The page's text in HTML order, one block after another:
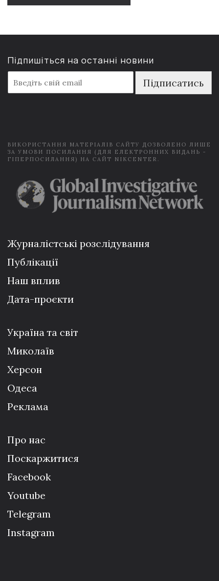
Підпишіться на останні новини
m
a
Підписатись
ВИКОРИСТАННЯ МАТЕРІАЛІВ САЙТУ ДОЗВОЛЕНО ЛИШЕ
ЗА УМОВИ ПОСИЛАННЯ (ДЛЯ ЕЛЕКТРОННИХ ВИДАНЬ -
ГІПЕРПОСИЛАННЯ) НА САЙТ NIKCENTER.
Журналістські розслідування
Публікації
Наш вплив
Дата-проєкти
Україна та світ
Миколаїв
Херсон
Одеса
Реклама
Про нас
Поскаржитися
Facebook
Youtube
Telegram
Instagram